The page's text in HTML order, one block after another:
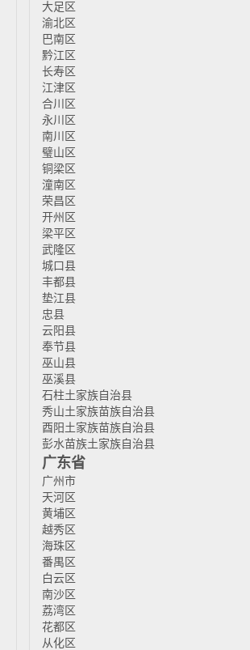
大足区
渝北区
巴南区
黔江区
长寿区
江津区
合川区
永川区
南川区
璧山区
铜梁区
潼南区
荣昌区
开州区
梁平区
武隆区
城口县
丰都县
垫江县
忠县
云阳县
奉节县
巫山县
巫溪县
石柱土家族自治县
秀山土家族苗族自治县
酉阳土家族苗族自治县
彭水苗族土家族自治县
广东省
广州市
天河区
黄埔区
越秀区
海珠区
番禺区
白云区
南沙区
荔湾区
花都区
从化区